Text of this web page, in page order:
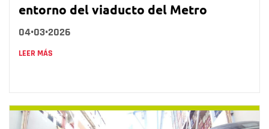
entorno del viaducto del Metro
04•03•2026
LEER MÁS